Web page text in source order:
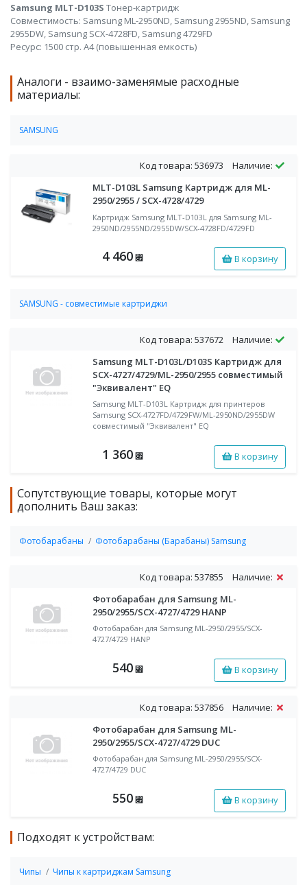
Samsung MLT-D103S Тонер-картридж
Совместимость: Samsung ML-2950ND, Samsung 2955ND, Samsung
2955DW, Samsung SCX-4728FD, Samsung 4729FD
Ресурс: 1500 стр. А4 (повышенная емкость)
Аналоги - взаимо-заменямые расходные
материалы:
SAMSUNG
Код товара: 536973
Наличие:
MLT-D103L Samsung Картридж для ML-
2950/2955 / SCX-4728/4729
Картридж Samsung MLT-D103L для Samsung ML-
2950ND/2955ND/2955DW/SCX-4728FD/4729FD
4 460 ⃏ В корзину
SAMSUNG - совместимые картриджи
Код товара: 537672
Наличие:
Samsung MLT-D103L/D103S Картридж для
SCX-4727/4729/ML-2950/2955 совместимый
"Эквивалент" EQ
Samsung MLT-D103L Картридж для принтеров
Samsung SCX-4727FD/4729FW/ML-2950ND/2955DW
совместимый "Эквивалент" EQ
1 360 ⃏ В корзину
Сопутствующие товары, которые могут
дополнить Ваш заказ:
Фотобарабаны Фотобарабаны (Барабаны) Samsung
Код товара: 537855
Наличие:
Фотобарабан для Samsung ML-
2950/2955/SCX-4727/4729 HANP
Фотобарабан для Samsung ML-2950/2955/SCX-
4727/4729 HANP
540 ⃏ В корзину
Код товара: 537856
Наличие:
Фотобарабан для Samsung ML-
2950/2955/SCX-4727/4729 DUC
Фотобарабан для Samsung ML-2950/2955/SCX-
4727/4729 DUC
550 ⃏ В корзину
Подходят к устройствам:
Чипы Чипы к картриджам Samsung